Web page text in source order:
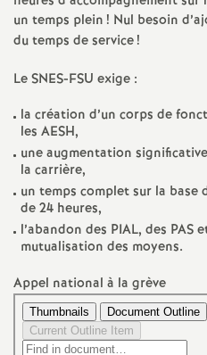
un temps plein ! Nul besoin
du temps de service!
LeSNES-FSU exige :
la création d’un corps de
les AESH,
une augmentation
la carrière,
un temps complet sur la base
de 24 heures,
l’abandon des PIAL, des PAS
mutualisation des moyens.
Appel national à la grève